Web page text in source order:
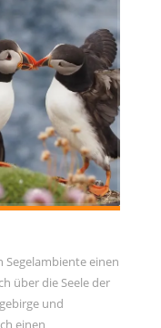
Segelambiente einen
über die Seele der
und
einen